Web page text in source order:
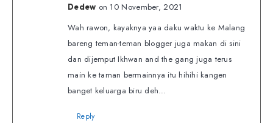
Dedew on 10 November, 2021
Wah rawon, kayaknya yaa daku waktu ke Malang
bareng teman-teman blogger juga makan di sini
dan dijemput Ikhwan and the gang juga terus
main ke taman bermainnya itu hihihi kangen
banget keluarga biru deh…
Reply